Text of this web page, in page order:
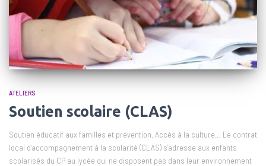
ATELIERS
Soutien scolaire (CLAS)
Soutien éducatif aux familles et prévention. Accès à la culture… Le contrat
local d’accompagnement à la scolarité (CLAS) s’adresse aux enfants
scolarisés du CP au lycée qui ne disposent pas dans leur environnement